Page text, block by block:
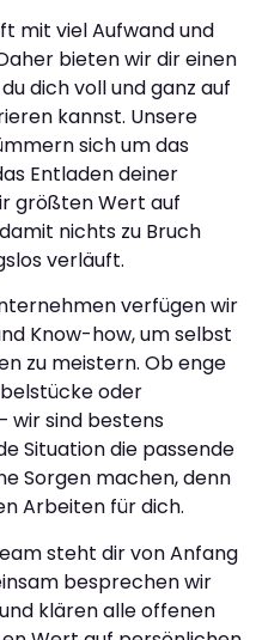
mit viel Aufwand und
bieten wir dir einen
dich voll und ganz auf
kannst. Unsere
sich um das
Entladen deiner
größten Wert auf
nichts zu Bruch
verläuft.
verfügen wir
Know-how, um selbst
zu meistern. Ob enge
oder
wir sind bestens
Situation die passende
Sorgen machen, denn
Arbeiten für dich.
steht dir von Anfang
besprechen wir
klären alle offenen